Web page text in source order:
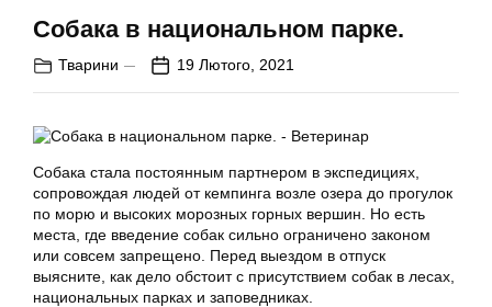
Собака в национальном парке.
Тварини 19 Лютого, 2021
Собака стала постоянным партнером в экспедициях,
сопровождая людей от кемпинга возле озера до прогулок
по морю и высоких морозных горных вершин. Но есть
места, где введение собак сильно ограничено законом
или совсем запрещено. Перед выездом в отпуск
выясните, как дело обстоит с присутствием собак в лесах,
национальных парках и заповедниках.